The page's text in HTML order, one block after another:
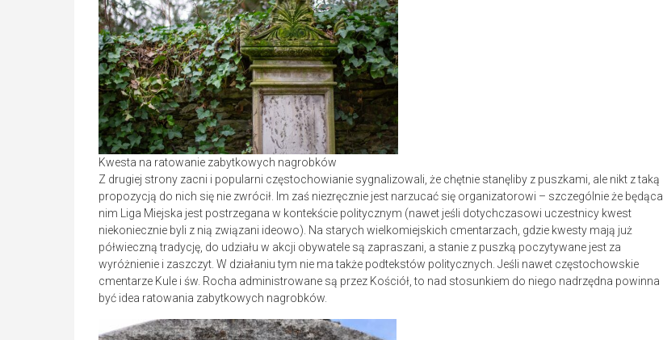
Kwesta na ratowanie zabytkowych nagrobków
Z drugiej strony zacni i popularni częstochowianie sygnalizowali, że chętnie stanęliby z puszkami, ale nikt z taką
propozycją do nich się nie zwrócił. Im zaś niezręcznie jest narzucać się organizatorowi – szczególnie że będąca
nim Liga Miejska jest postrzegana w kontekście politycznym (nawet jeśli dotychczasowi uczestnicy kwest
niekoniecznie byli z nią związani ideowo). Na starych wielkomiejskich cmentarzach, gdzie kwesty mają już
półwieczną tradycję, do udziału w akcji obywatele są zapraszani, a stanie z puszką poczytywane jest za
wyróżnienie i zaszczyt. W działaniu tym nie ma także podtekstów politycznych. Jeśli nawet częstochowskie
cmentarze Kule i św. Rocha administrowane są przez Kościół, to nad stosunkiem do niego nadrzędna powinna
być idea ratowania zabytkowych nagrobków.